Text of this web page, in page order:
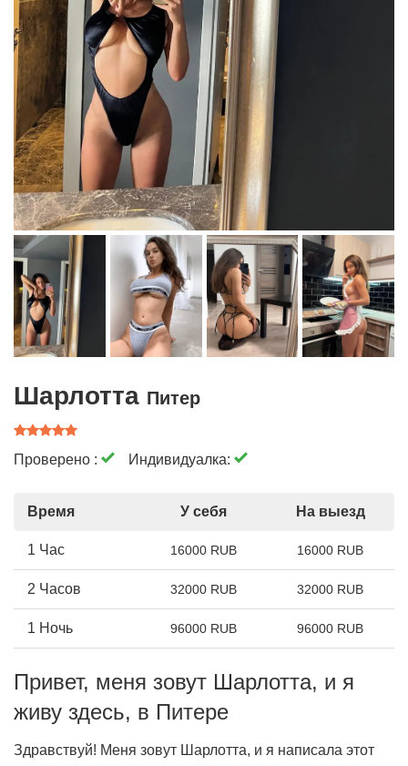
Шарлотта Питер
Проверено : Индивидуалка:
Время У себя На выезд
1 Час 16000 RUB 16000 RUB
2 Часов 32000 RUB 32000 RUB
1 Ночь 96000 RUB 96000 RUB
Привет, меня зовут Шарлотта, и я
живу здесь, в Питере
Здравствуй! Меня зовут Шарлотта, и я написала этот